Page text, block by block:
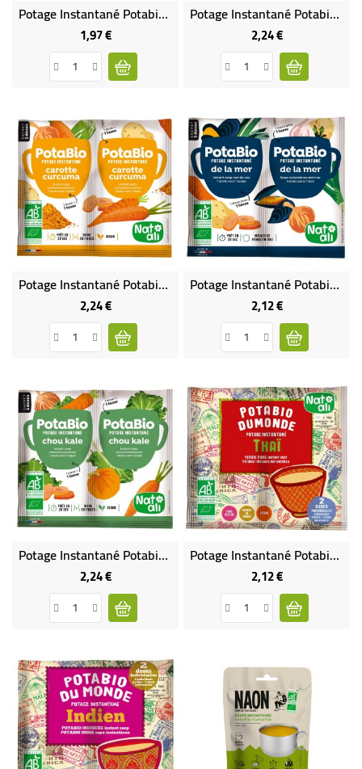
Potage Instantané Potabio Tomate Basilic Pauvre En Sel BIO
1,97 €Prix
Potage Instantané Potabio 5 Légumes - Psyllium BIO
2,24 €Prix
Potage Instantané Potabio Carotte Curcuma BIO
2,24 €Prix
Potage Instantané Potabio De La Mer BIO
2,12 €Prix
Potage Instantané Potabio Chou Kale BIO
2,24 €Prix
Potage Instantané Potabio Du Monde Thaï BIO
2,12 €Prix